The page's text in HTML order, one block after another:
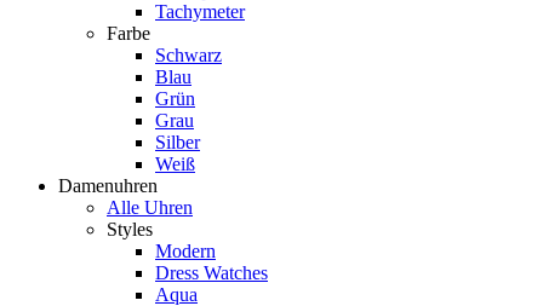
Tachymeter
Farbe
Schwarz
Blau
Grün
Grau
Silber
Weiß
Damenuhren
Alle Uhren
Styles
Modern
Dress Watches
Aqua